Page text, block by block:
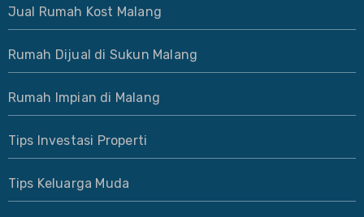
Jual Rumah Kost Malang
Rumah Dijual di Sukun Malang
Rumah Impian di Malang
Tips Investasi Properti
Tips Keluarga Muda